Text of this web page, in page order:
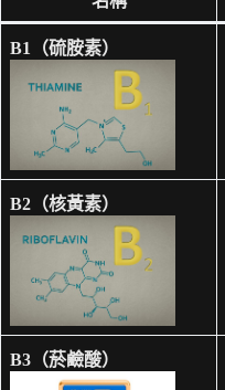
B1（硫胺素）
B2（核黃素）
B3（菸鹼酸）